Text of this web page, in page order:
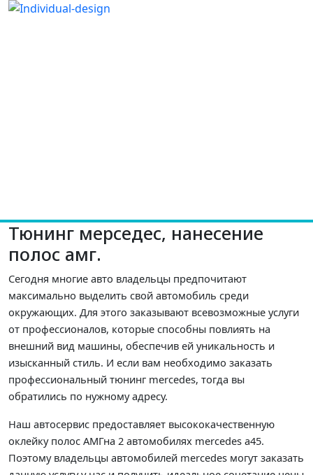
Тюнинг мерседес, нанесение
полос амг.
Сегодня многие авто владельцы предпочитают
максимально выделить свой автомобиль среди
окружающих. Для этого заказывают всевозможные услуги
от профессионалов, которые способны повлиять на
внешний вид машины, обеспечив ей уникальность и
изысканный стиль. И если вам необходимо заказать
профессиональный тюнинг mercedes, тогда вы
обратились по нужному адресу.
Наш автосервис предоставляет высококачественную
оклейку полос АМГна 2 автомобилях mercedes a45.
Поэтому владельцы автомобилей mercedes могут заказать